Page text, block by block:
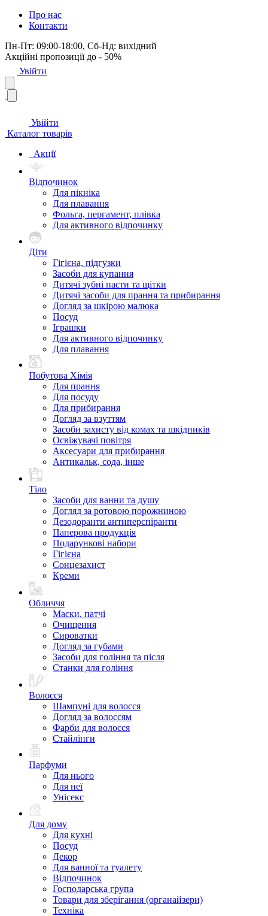
Про нас
Контакти
Пн-Пт: 09:00-18:00, Сб-Нд: вихідний
Акційні пропозиції до - 50%
Увійти
Увійти
Каталог товарів
Акції
Відпочинок
Для пікніка
Для плавання
Фольга, пергамент, плівка
Для активного відпочинку
Діти
Гігієна, підгузки
Засоби для купання
Дитячі зубні пасти та щітки
Дитячі засоби для прання та прибирання
Догляд за шкірою малюка
Посуд
Іграшки
Для активного відпочинку
Для плавання
Побутова Хімія
Для прання
Для посуду
Для прибирання
Догляд за взуттям
Засоби захисту від комах та шкідників
Освіжувачі повітря
Аксесуари для прибирання
Антикальк, сода, інше
Тіло
Засоби для ванни та душу
Догляд за ротовою порожниною
Дезодоранти антиперспіранти
Паперова продукція
Подарункові набори
Гігієна
Сонцезахист
Креми
Обличчя
Маски, патчі
Очищення
Сироватки
Догляд за губами
Засоби для гоління та після
Станки для гоління
Волосся
Шампуні для волосся
Догляд за волоссям
Фарби для волосся
Стайлінги
Парфуми
Для нього
Для неї
Унісекс
Для дому
Для кухні
Посуд
Декор
Для ванної та туалету
Відпочинок
Господарська група
Товари для зберігання (органайзери)
Техніка